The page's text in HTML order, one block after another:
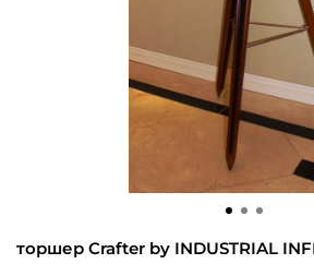
торшер Crafter by INDUSTRIAL